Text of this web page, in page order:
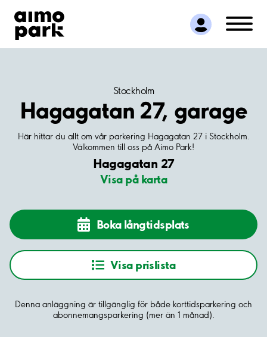
Hitta parkering
Samarbete
Kundservice
Stockholm
Hagagatan 27, garage
Här hittar du allt om vår parkering Hagagatan 27 i Stockholm.
Välkommen till oss på Aimo Park!
Hagagatan 27
Visa på karta
Boka långtidsplats
Visa prislista
Denna anläggning är tillgänglig för både korttidsparkering och
abonnemangsparkering (mer än 1 månad).